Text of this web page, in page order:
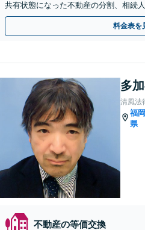
共有状態になった不動産の分割、相続
オーナーさまもご相談ください【休日
料金表を
多
清風法
福岡
県
不動産の等価交換